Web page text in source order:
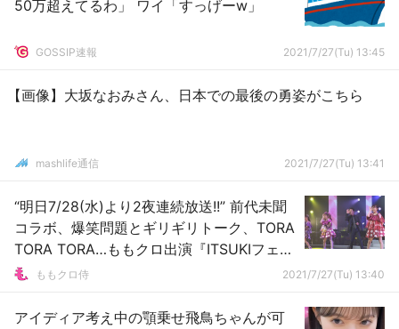
50万超えてるわ」 ワイ「すっげーw」
GOSSIP速報 2021/7/27(Tu) 13:45
【画像】大坂なおみさん、日本での最後の勇姿がこちら
mashlife通信 2021/7/27(Tu) 13:41
“明日7/28(水)より2夜連続放送!!” 前代未聞
コラボ、爆笑問題とギリギリトーク、TORA
TORA TORA…ももクロ出演『ITSUKIフェ
ス』放送！
ももクロ侍 2021/7/27(Tu) 13:40
アイディア考え中の顎乗せ飛鳥ちゃんが可